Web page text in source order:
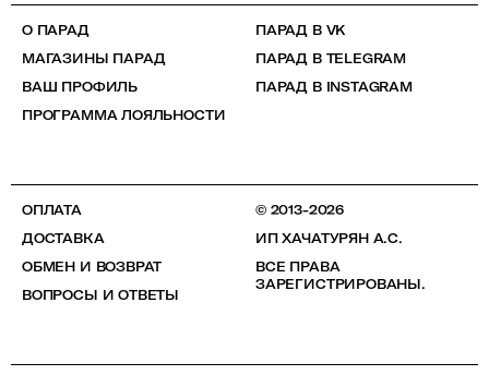
О ПАРАД
МАГАЗИНЫ ПАРАД
ВАШ ПРОФИЛЬ
ПРОГРАММА ЛОЯЛЬНОСТИ
ПАРАД В VK
ПАРАД В TELEGRAM
ПАРАД В INSTAGRAM
ОПЛАТА
ДОСТАВКА
ОБМЕН И ВОЗВРАТ
ВОПРОСЫ И ОТВЕТЫ
© 2013-2026
ИП ХАЧАТУРЯН А.С.
ВСЕ ПРАВА
ЗАРЕГИСТРИРОВАНЫ.